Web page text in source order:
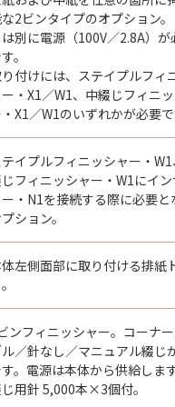
2ビンタイプのオプション
は別に電源（100V／2.8A）が
。
付けには、ステイプルフィ
ー・X1／W1、中綴じフィニ
X1／W1のいずれかが必要
イプルフィニッシャー・
フィニッシャー・W1にイ
・N1を接続する際に必要と
ション。
左側面部に取り付ける排紙
ンフィニッシャー。コーナ
／針なし／マニュアル綴じ
。電源は本体から供給しま
用針 5,000本×3個付。